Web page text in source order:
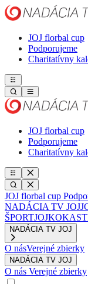
JOJ florbal cup
Podporujeme
Charitatívny
JOJ florbal cup
Podporujeme
Charitatívny
JOJ florbal cup
NADÁCIA TV JOJ
ŠPORTJOJKO
NADÁCIA TV JOJ
O násVerejné zbierky
NADÁCIA TV JOJ
O nás Verejné zbierky